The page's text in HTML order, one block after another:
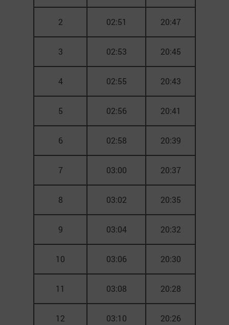
2 02:51 20:47
3 02:53 20:45
4 02:55 20:43
5 02:56 20:41
6 02:58 20:39
7 03:00 20:37
8 03:02 20:35
9 03:04 20:32
10 03:06 20:30
11 03:08 20:28
12 03:10 20:26